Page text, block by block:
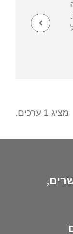
, וראשוני שיריה, "פלונתר", ""דבר"ים" ו"חוַרתי", נדפסו בבמה זו ב-1960.
מציג 1 ערכים.